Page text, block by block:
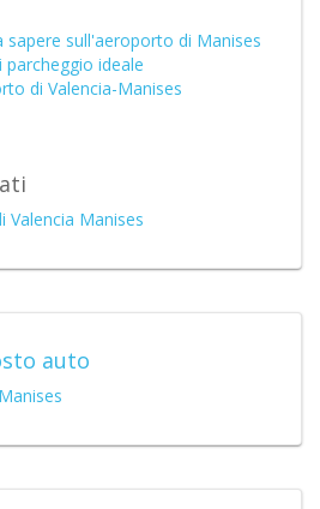
sapere sull'aeroporto di Manises
ideale
di Valencia-Manises
Valencia Manises
auto